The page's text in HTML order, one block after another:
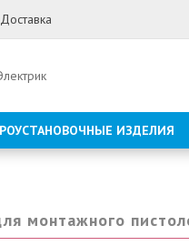
Доставка
ИЗДЕЛИЯ
монтажного